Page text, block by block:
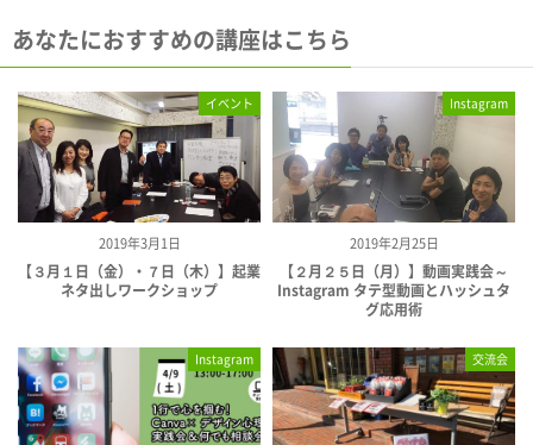
あなたにおすすめの講座はこちら
2019年3月1日
イベント
【３月１日（金）・７日（木）】起業
ネタ出しワークショップ
2019年2月25日
Instagram
【２月２５日（月）】動画実践会～
Instagram タテ型動画とハッシュタ
グ応用術
Instagram 交流会